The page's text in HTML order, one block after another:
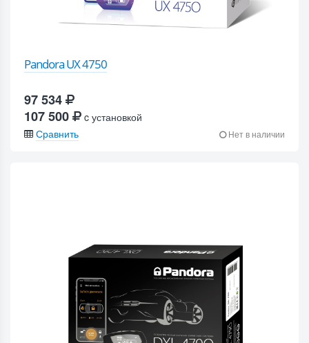
Pandora UX 4750
97 534
107 500
c установкой
Сравнить
Нет в наличии